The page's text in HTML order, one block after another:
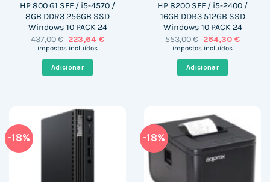
HP 800 G1 SFF / i5-4570 /
8GB DDR3 256GB SSD
Windows 10 PACK 24
437,00€ O
preço
era:
437,00 €.
223,64 €O
impostos incluídos
Adicionar
HP 8200 SFF / i5-2400 /
16GB DDR3 512GB SSD
Windows 10 PACK 24
553,00€ O
preço
era:
553,00 €.
264,30 €O
impostos incluídos
Adicionar
-18% -18%